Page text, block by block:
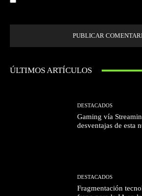
ÚLTIMOS ARTÍCULOS
DESTACADOS
Gaming vía
desventajas de esta
DESTACADOS
Fragmentación